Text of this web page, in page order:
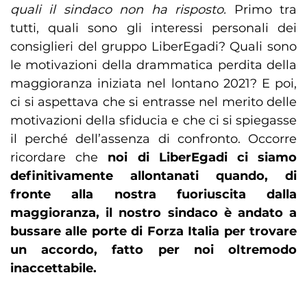
quali il sindaco non ha risposto. Primo tra
tutti, quali sono gli interessi personali dei
consiglieri del gruppo LiberEgadi? Quali sono
le motivazioni della drammatica perdita della
maggioranza iniziata nel lontano 2021? E poi,
ci si aspettava che si entrasse nel merito delle
motivazioni della sfiducia e che ci si spiegasse
il perché dell’assenza di confronto. Occorre
ricordare che noi di LiberEgadi ci siamo
definitivamente allontanati quando, di
fronte alla nostra fuoriuscita dalla
maggioranza, il nostro sindaco è andato a
bussare alle porte di Forza Italia per trovare
un accordo, fatto per noi oltremodo
inaccettabile.